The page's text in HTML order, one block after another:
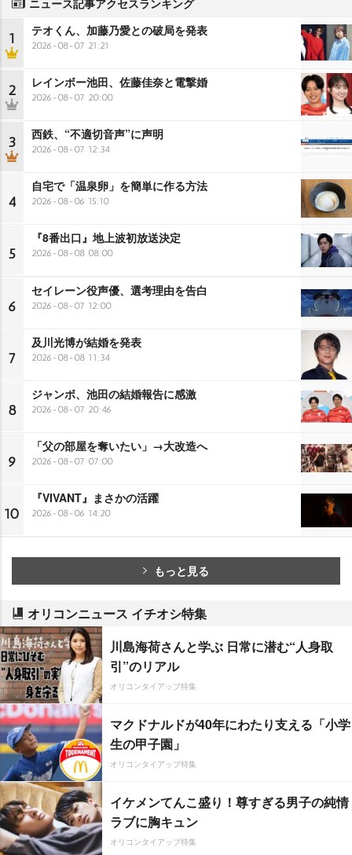
ニュース記事アクセスランキング
1 テオくん、加藤乃愛との破局を発表
2026-08-07 21:21
2 レインボー池田、佐藤佳奈と電撃婚
2026-08-07 20:00
3 西鉄、“不適切音声”に声明
2026-08-07 12:34
4
自宅で「温泉卵」を簡単に作る方法
2026-08-06 15:10
5
『8番出口』地上波初放送決定
2026-08-08 08:00
6
セイレーン役声優、選考理由を告白
2026-08-07 12:00
7
及川光博が結婚を発表
2026-08-08 11:34
8
ジャンボ、池田の結婚報告に感激
2026-08-07 20:46
9
「父の部屋を奪いたい」→大改造へ
2026-08-07 07:00
10
『VIVANT』まさかの活躍
2026-08-06 14:20
もっと見る
オリコンニュース イチオシ特集
川島海荷さんと学ぶ 日常に潜む“人身取
引”のリアル
オリコンタイアップ特集
マクドナルドが40年にわたり支える「小学
生の甲子園」
オリコンタイアップ特集
イケメンてんこ盛り！尊すぎる男子の純情
ラブに胸キュン
オリコンタイアップ特集